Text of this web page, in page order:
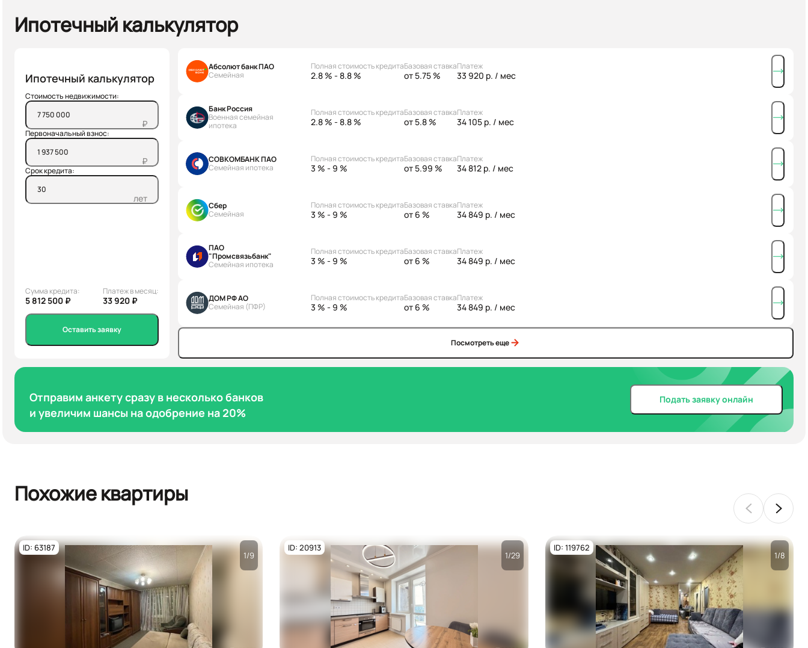
Ипотечный калькулятор
Ипотечный калькулятор
Стоимость недвижимости:
₽
Первоначальный взнос:
₽
Срок кредита:
лет
Сумма кредита:
5 812 500 ₽
Платеж в месяц:
33 920 ₽
Оставить заявку
Абсолют банк ПАО
Семейная
Полная стоимость кредита
2.8 % - 8.8 %
Базовая ставка
от 5.75 %
Платеж
33 920 р. / мес
Банк Россия
Военная семейная
ипотека
Полная стоимость кредита
2.8 % - 8.8 %
Базовая ставка
от 5.8 %
Платеж
34 105 р. / мес
СОВКОМБАНК ПАО
Семейная ипотека
Полная стоимость кредита
3 % - 9 %
Базовая ставка
от 5.99 %
Платеж
34 812 р. / мес
Сбер
Семейная
Полная стоимость кредита
3 % - 9 %
Базовая ставка
от 6 %
Платеж
34 849 р. / мес
ПАО
"Промсвязьбанк"
Семейная ипотека
Полная стоимость кредита
3 % - 9 %
Базовая ставка
от 6 %
Платеж
34 849 р. / мес
ДОМ РФ АО
Семейная (ПФР)
Полная стоимость кредита
3 % - 9 %
Базовая ставка
от 6 %
Платеж
34 849 р. / мес
Посмотреть еще
Отправим анкету сразу в несколько банков
и увеличим шансы на одобрение на 20%
Подать заявку онлайн
Похожие квартиры
Посмотреть все
фото
ID: 63187
1/9
Посмотреть все
фото
ID: 20913
1/29
Посмотреть все
фото
ID: 119762
1/8